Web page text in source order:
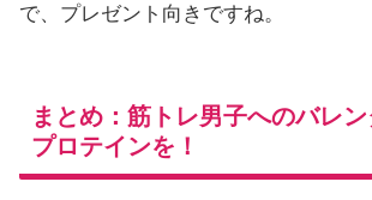
で、プレゼント向きですね。
まとめ：筋トレ男子へのバレ
プロテインを！